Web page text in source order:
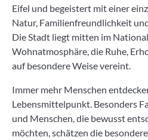
Eifel und begeistert mit einer
Natur, Familienfreundlichkeit
Die Stadt liegt mitten im
Wohnatmosphäre, die Ruhe,
auf besondere Weise vereint.
Immer mehr Menschen
Lebensmittelpunkt. Besonders
und Menschen, die bewusst
möchten, schätzen die